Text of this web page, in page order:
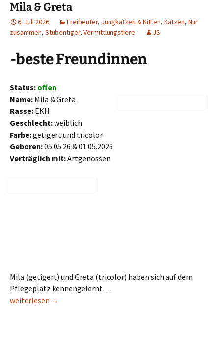
Mila & Greta
6. Juli 2026 Freibeuter, Jungkatzen & Kitten, Katzen, Nur
zusammen, Stubentiger, Vermittlungstiere JS
-beste Freundinnen
Status: offen
Name: Mila & Greta
Rasse: EKH
Geschlecht:weiblich
Farbe:getigert und tricolor
Geboren:05.05.26 & 01.05.2026
Verträglich mit:Artgenossen
Mila (getigert) und Greta (tricolor) haben sich auf dem
Pflegeplatz kennengelernt….
Mila & Greta
weiterlesen →